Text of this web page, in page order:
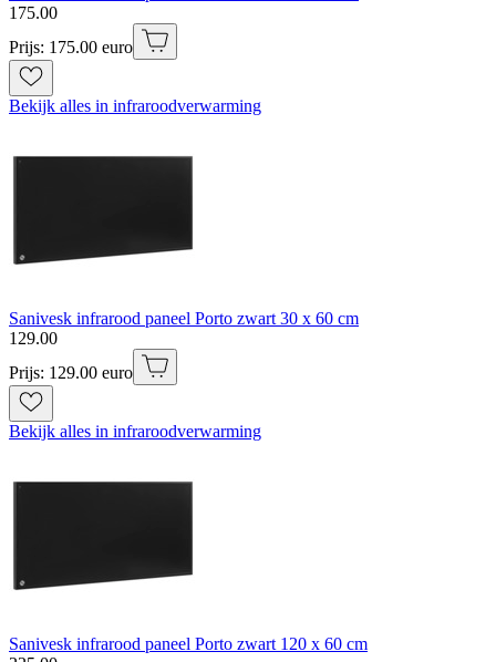
175.00
Prijs: 175.00 euro
Bekijk alles in infraroodverwarming
Sanivesk infrarood paneel Porto zwart 30 x 60 cm
129.00
Prijs: 129.00 euro
Bekijk alles in infraroodverwarming
Sanivesk infrarood paneel Porto zwart 120 x 60 cm